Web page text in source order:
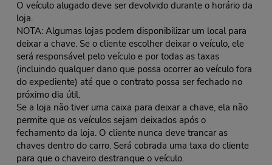
O veículo alugado deve ser devolvido durante o horário da
loja.
NOTA: Algumas lojas podem disponibilizar um local para
deixar a chave. Se o cliente escolher deixar o veículo, ele
será responsável pelo veículo e por todas as taxas
(incluindo qualquer dano que possa ocorrer ao veículo fora
do expediente) até que o contrato possa ser fechado no
próximo dia útil.
Se a loja não tiver uma caixa para deixar a chave, ela não
permite que os veículos sejam deixados após o
fechamento da loja. O cliente nunca deve trancar as
chaves dentro do carro. Será cobrada uma taxa do cliente
para que o chaveiro destranque o veículo.